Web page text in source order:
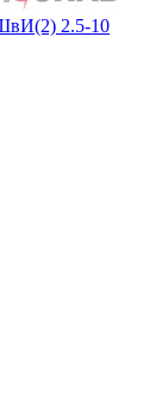
2.5-10